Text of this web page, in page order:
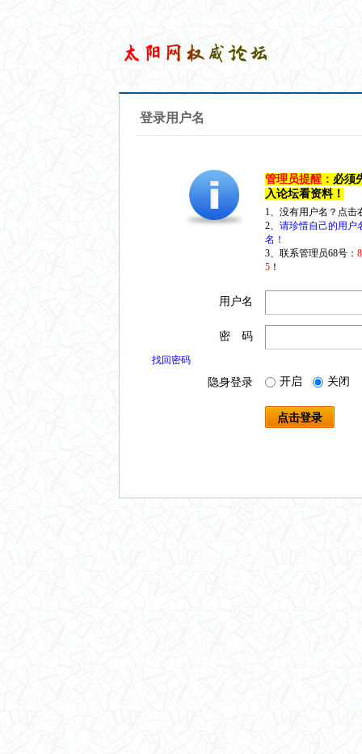
登录用户名
管理员提醒： 必须
入论坛看资料！
1、没有用户名？点
2、 请珍惜自己的用户
名！
3、联系管理员68号：
5 ！
用户名
密 码
找回密码
隐身登录 开启 关闭
点击登录